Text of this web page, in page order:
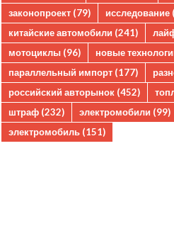
законопроект (79) исследование
китайские автомобили (241)
мотоциклы (96) новые
параллельный импорт (177)
российский авторынок (452)
штраф (232) электромобили (99)
электромобиль (151)